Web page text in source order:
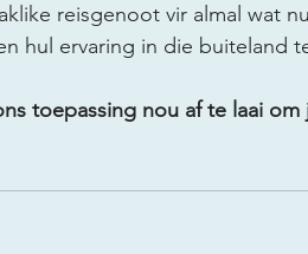
reisgenoot vir almal wat
hul ervaring in die buiteland
toepassing nou af te laai